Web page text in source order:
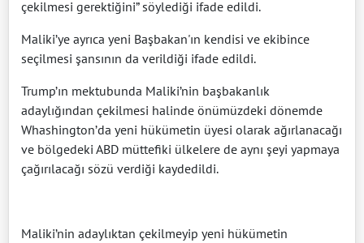
çekilmesi gerektiğini” söylediği ifade edildi.
Maliki’ye ayrıca yeni Başbakan'ın kendisi ve ekibince
seçilmesi şansının da verildiği ifade edildi.
Trump’ın mektubunda Maliki’nin başbakanlık
adaylığından çekilmesi halinde önümüzdeki dönemde
Whashington’da yeni hükümetin üyesi olarak ağırlanacağı
ve bölgedeki ABD müttefiki ülkelere de aynı şeyi yapmaya
çağırılacağı sözü verdiği kaydedildi.
Maliki’nin adaylıktan çekilmeyip yeni hükümetin